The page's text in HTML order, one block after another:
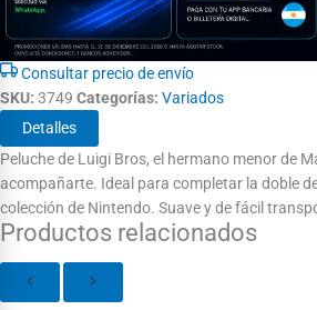
Consultar precio de envío
SKU: 3749 Categorías: Variados
Detalles
Peluche de Luigi Bros, el hermano menor de
acompañarte. Ideal para completar la doble
colección de Nintendo. Suave y de fácil
Productos relacionados